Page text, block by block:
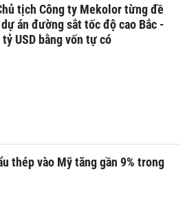
tịch Công ty Mekolor từng đề
án đường sắt tốc độ cao Bắc -
tỷ USD bằng vốn tự có
thép vào Mỹ tăng gần 9% trong